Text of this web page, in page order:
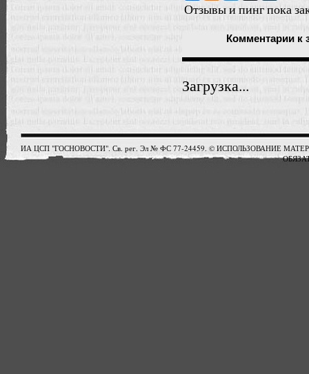
Отзывы и пинг пока
Комментарии к
Загрузка...
ИА ЦСП "ГОСНОВОСТИ". Св. рег. Эл № ФС 77-24459. © ИСПОЛЬЗОВАНИЕ